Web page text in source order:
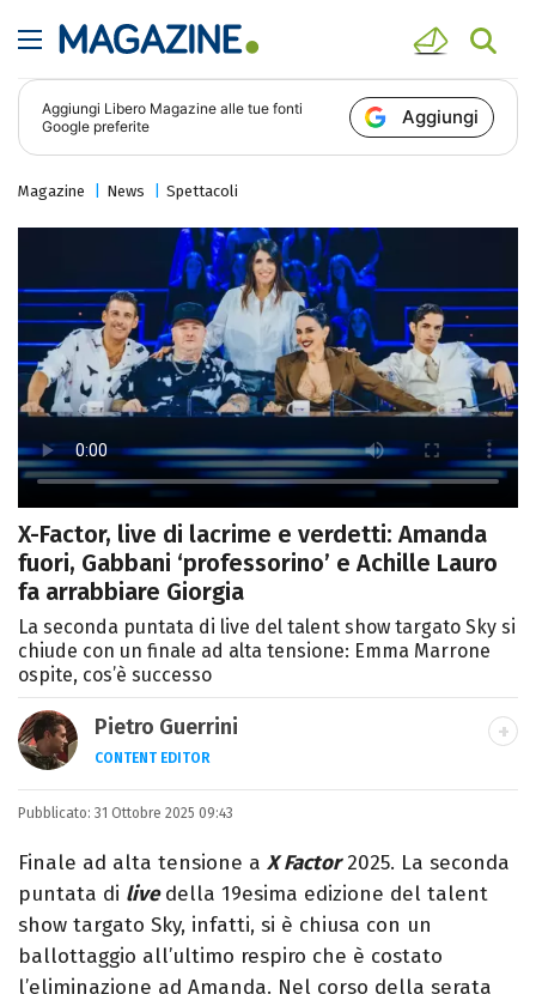
Aggiungi Libero Magazine alle tue fonti
Google preferite
Aggiungi
Magazine News Spettacoli
X-Factor, live di lacrime e verdetti: Amanda
fuori, Gabbani ‘professorino’ e Achille Lauro
fa arrabbiare Giorgia
La seconda puntata di live del talent show targato Sky si
chiude con un finale ad alta tensione: Emma Marrone
ospite, cos’è successo
Pietro Guerrini
CONTENT EDITOR
Laurea in Lettere, smania di viaggi e
Pixar).
Pubblicato: 31 Ottobre 2025 09:43
Finale ad alta tensione a X Factor2025. La seconda
puntata di livedella 19esima edizione del talent
show targato Sky, infatti, si è chiusa con un
ballottaggio all’ultimo respiro che è costato
l’eliminazione ad Amanda. Nel corso della serata